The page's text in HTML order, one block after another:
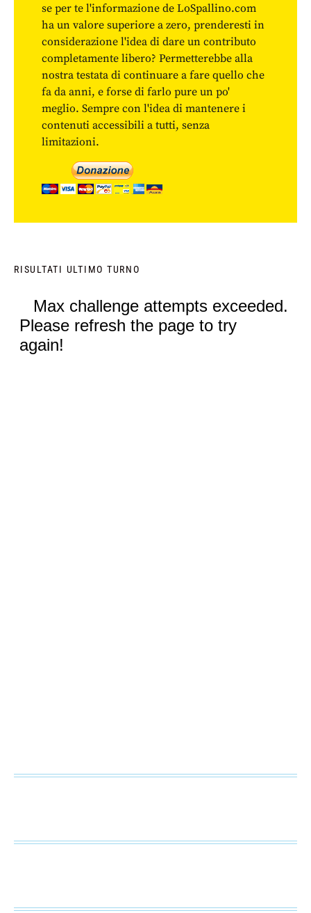
se per te l'informazione de LoSpallino.com
ha un valore superiore a zero, prenderesti in
considerazione l'idea di dare un contributo
completamente libero? Permetterebbe alla
nostra testata di continuare a fare quello che
fa da anni, e forse di farlo pure un po'
meglio. Sempre con l'idea di mantenere i
contenuti accessibili a tutti, senza
limitazioni.
RISULTATI ULTIMO TURNO